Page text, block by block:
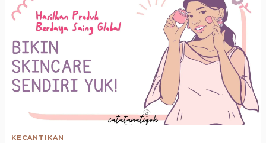
KECANTIKAN